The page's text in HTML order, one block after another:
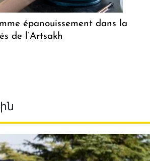
épanouissement dans la
de l’Artsakh